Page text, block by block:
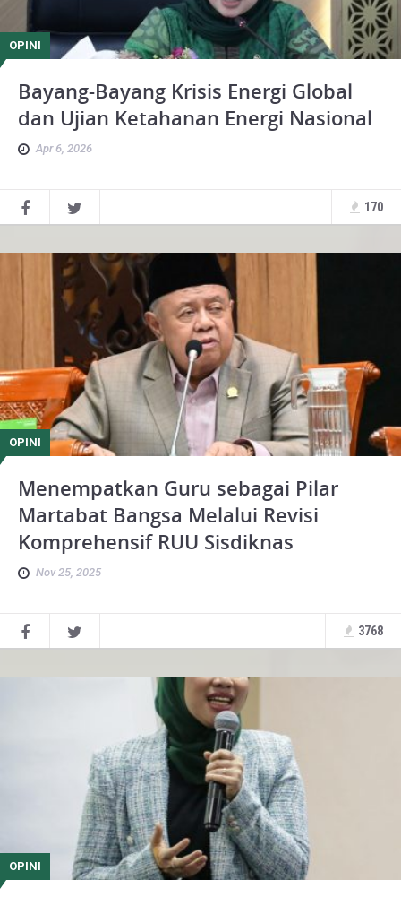
OPINI
Bayang-Bayang Krisis Energi Global
dan Ujian Ketahanan Energi Nasional
Apr 6, 2026
170
OPINI
Menempatkan Guru sebagai Pilar
Martabat Bangsa Melalui Revisi
Komprehensif RUU Sisdiknas
Nov 25, 2025
3768
OPINI